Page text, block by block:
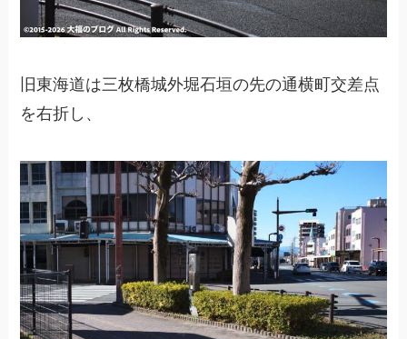
旧東海道は三枚橋城外堀石垣の先の通横町交差点
を右折し、